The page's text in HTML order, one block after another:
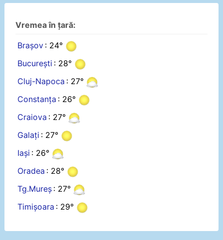
Vremea în țară:
Brașov : 24°
București : 28°
Cluj-Napoca : 27°
Constanța : 26°
Craiova : 27°
Galați : 27°
Iași : 26°
Oradea : 28°
Tg.Mureș : 27°
Timișoara : 29°